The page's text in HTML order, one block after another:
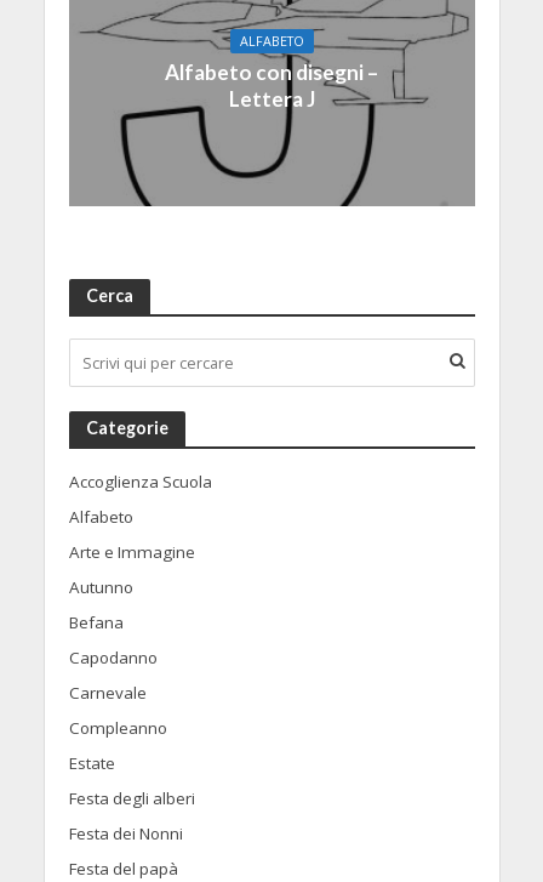
ALFABETO
Alfabeto con disegni –
Lettera J
Cerca
Categorie
Accoglienza Scuola
Alfabeto
Arte e Immagine
Autunno
Befana
Capodanno
Carnevale
Compleanno
Estate
Festa degli alberi
Festa dei Nonni
Festa del papà